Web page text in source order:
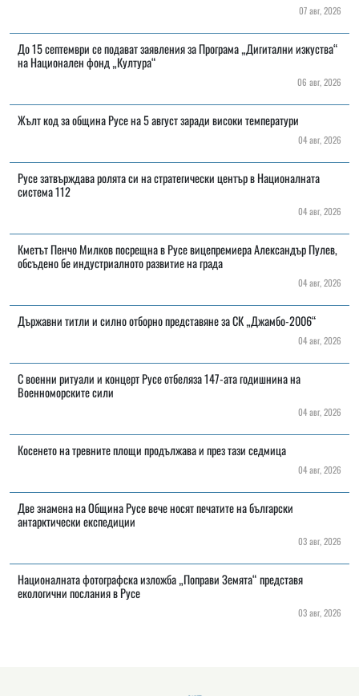
07 авг, 2026
До 15 септември се подават заявления за Програма „Дигитални изкуства“
на Национален фонд „Култура“
06 авг, 2026
Жълт код за община Русе на 5 август заради високи температури
04 авг, 2026
Русе затвърждава ролята си на стратегически център в Националната
система 112
04 авг, 2026
Кметът Пенчо Милков посрещна в Русе вицепремиера Александър Пулев,
обсъдено бе индустриалното развитие на града
04 авг, 2026
Държавни титли и силно отборно представяне за СК „Джамбо-2006“
04 авг, 2026
С военни ритуали и концерт Русе отбеляза 147-ата годишнина на
Военноморските сили
04 авг, 2026
Косенето на тревните площи продължава и през тази седмица
04 авг, 2026
Две знамена на Община Русе вече носят печатите на български
антарктически експедиции
03 авг, 2026
Националната фотографска изложба „Поправи Земята“ представя
екологични послания в Русе
03 авг, 2026